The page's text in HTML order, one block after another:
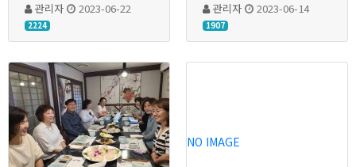
관리자 2023-06-22
2224
관리자 2023-06-14
1907
NO IMAGE